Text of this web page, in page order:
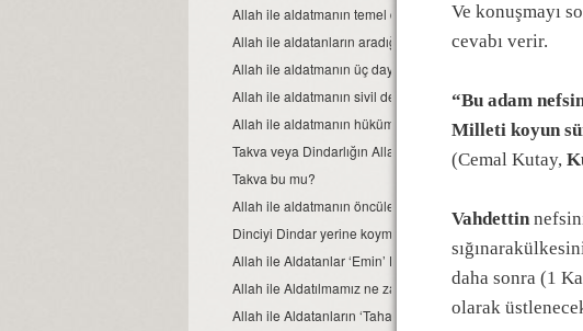
Allah ile aldatmanın temel dayanağı: Dine yalan söylemek
Allah ile aldatanların aradığı kitle: Raiyye
Allah ile aldatmanın üç dayanağı
Allah ile aldatmanın sivil destek kuruluşları
Allah ile aldatmanın hüküm odakları
Takva veya Dindarlığın Allah ile aldatma aracı yapılması
Takva bu mu?
Allah ile aldatmanın öncüleri: Din sınıfı
Dinciyi Dindar yerine koyma aldatmacası
Allah ile Aldatanlar ‘Emin’ Değiller
Allah ile Aldatılmamız ne zaman ve nasıl başladı?
Allah ile Aldatanların ‘Tahakküm Teolojisi’
Ve konuşmayı
cevabı verir.
“Bu adam
Milleti koyun
(Cemal Kutay,
Vahdettin
daha sonra (1
olarak